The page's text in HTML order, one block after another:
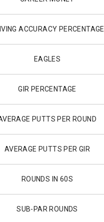
ACCURACY PERCENTAGE
EAGLES
GIR PERCENTAGE
PUTTS PER ROUND
AVERAGE PUTTS PER GIR
ROUNDS IN 60S
SUB-PAR ROUNDS